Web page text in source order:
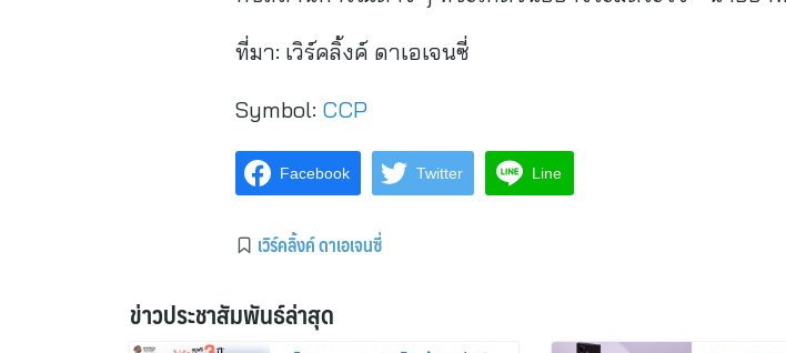
ที่มา: เวิร์คลิ้งค์ ดาเอเจนซี่
Symbol: CCP
Facebook Twitter Line
เวิร์คลิ้งค์ ดาเอเจนซี่
ข่าวประชาสัมพันธ์ล่าสุด